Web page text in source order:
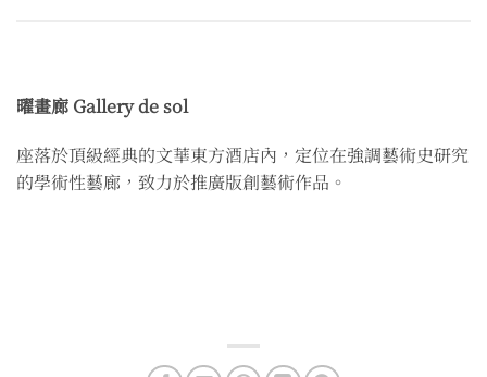
曜畫廊 Gallery de sol
座落於頂級經典的文華東方酒店內，定位在強調藝術史研究
的學術性藝廊，致力於推廣版創藝術作品。